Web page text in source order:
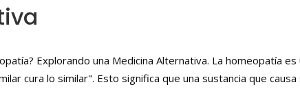
Explorando una Medicina Alternativa. La homeopatía
cura lo similar". Esto significa que una sustancia que